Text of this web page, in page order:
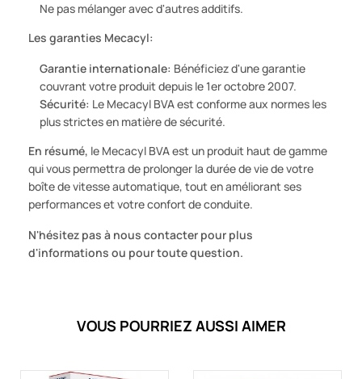
Ne pas mélanger avec d'autres additifs.
Les garanties Mecacyl:
Garantie internationale: Bénéficiez d'une garantie
couvrant votre produit depuis le 1er octobre 2007.
Sécurité: Le Mecacyl BVA est conforme aux normes les
plus strictes en matière de sécurité.
En résumé, le Mecacyl BVA est un produit haut de gamme
qui vous permettra de prolonger la durée de vie de votre
boîte de vitesse automatique, tout en améliorant ses
performances et votre confort de conduite.
N'hésitez pas à nous contacter pour plus
d'informations ou pour toute question.
VOUS POURRIEZ AUSSI AIMER